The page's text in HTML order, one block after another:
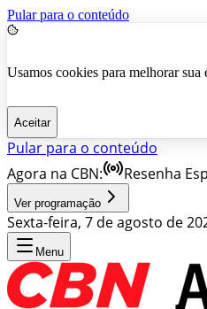
Pular para o conteúdo
Usamos cookies para melhorar sua
Aceitar
Pular para o conteúdo
Agora na CBN:
Resenha
Ver programação
Sexta-feira, 7 de agosto de
Menu